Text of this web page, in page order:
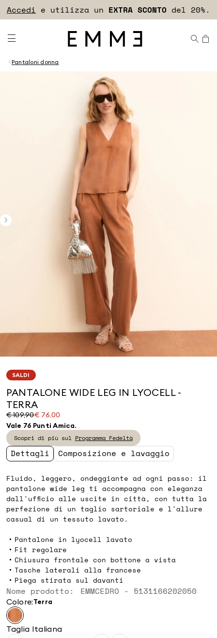
Accedi e utilizza un EXTRA SCONTO del 20%.
Pantaloni donna
SALDI
PANTALONE WIDE LEG IN LYOCELL -
TERRA
€ 109,90€ 76,00
Prezzo
originale
€
109,90
Prezzo
corrente
€
76,00
Vale 76 Punti Amica.
Scopri di più sul Programma Fedeltà
Dettagli Composizione e lavaggio
Fluido, leggero, ondeggiante ad ogni passo: il
pantalone wide leg ti accompagna con eleganza
dall'ufficio alle uscite in città, con tutta la
perfezione di un taglio sartoriale e l'allure
casual di un tessuto lavato.
Pantalone in lyocell lavato
Fit regolare
Chiusura frontale con bottone a vista
Tasche laterali alla francese
Piega stirata sul davanti
Nome prodotto: EMMCEDRO - 5131166202050
Colore: terra
Taglia Italiana